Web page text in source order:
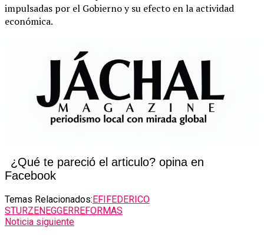
impulsadas por el Gobierno y su efecto en la actividad
económica.
¿Qué te pareció el articulo? opina en
Facebook
Temas Relacionados: EFI FEDERICO
STURZENEGGERREFORMAS
Noticia siguiente